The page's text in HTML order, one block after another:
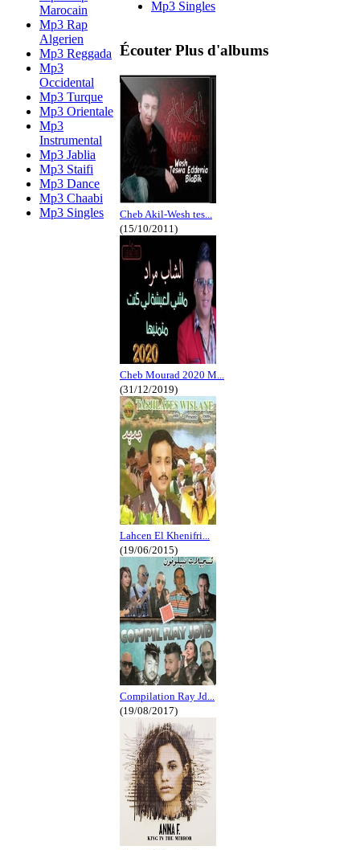
Marocain
Mp3 Rap
Algerien
Mp3 Reggada
Mp3
Occidental
Mp3 Turque
Mp3 Orientale
Mp3
Instrumental
Mp3 Jablia
Mp3 Staifi
Mp3 Dance
Mp3 Chaabi
Mp3 Singles
Mp3 Singles
Écouter Plus d'albums
Cheb Akil-Wesh tes...
(15/10/2011)
Cheb Mourad 2020 M...
(31/12/2019)
Lahcen El Khenifri...
(19/06/2015)
Compilation Ray Jd...
(19/08/2017)